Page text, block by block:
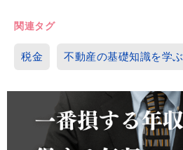
関連タグ
税金 不動産の基礎知識を学ぶ